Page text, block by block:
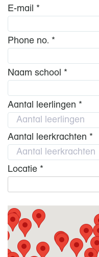
E-mail *
Phone no. *
Naam school *
Aantal leerlingen *
Aantal leerkrachten *
Locatie *